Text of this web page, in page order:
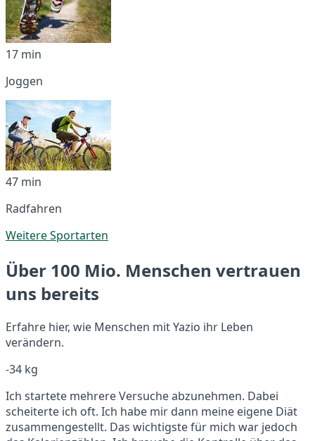
17 min
Joggen
47 min
Radfahren
Weitere Sportarten
Über 100 Mio. Menschen vertrauen
uns bereits
Erfahre hier, wie Menschen mit Yazio ihr Leben
verändern.
-34 kg
Ich startete mehrere Versuche abzunehmen. Dabei
scheiterte ich oft. Ich habe mir dann meine eigene Diät
zusammengestellt. Das wichtigste für mich war jedoch